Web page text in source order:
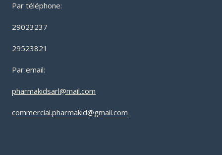
Par téléphone:
29023237
29523821
Par email:
pharmakidsarl@mail.com
commercial.pharmakid@gmail.com